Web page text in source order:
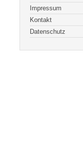
Impressum
Kontakt
Datenschutz